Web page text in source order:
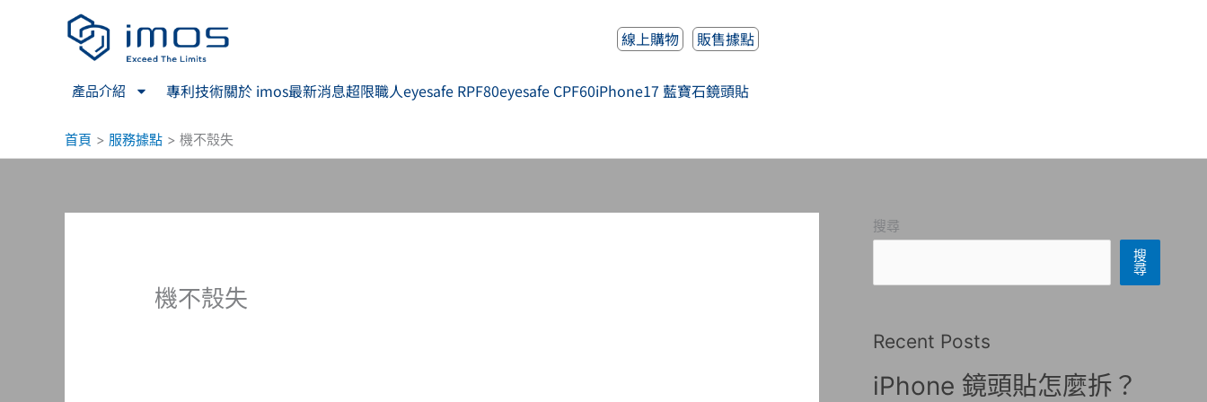
線上購物 販售據點
產品介紹 專利技術關於 imos最新消息超限職人eyesafe RPF80eyesafe CPF60iPhone17 藍寶石鏡頭貼
首頁 服務據點 機不殼失
機不殼失
搜尋
搜
尋
Recent Posts
iPhone 鏡頭貼怎麼拆？